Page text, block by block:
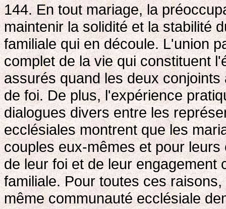
144. En tout mariage, la
maintenir la solidité et la stabilité
familiale qui en découle. L'union
complet de la vie qui constituent
assurés quand les deux
de foi. De plus, l'expérience
dialogues divers entre les
ecclésiales montrent que les
couples eux-mêmes et pour
de leur foi et de leur engagement
familiale. Pour toutes ces
même communauté ecclésiale